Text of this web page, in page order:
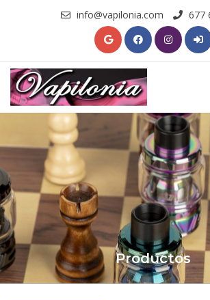
info@vapilonia.com 677
Productos